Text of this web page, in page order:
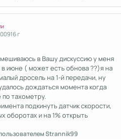
16 г
в Вашу дискуссию у меня
июне ( может есть обнова ??)я на
дросель на 1-й передачи, ну
дождаться момента когда
по тахометру.
подкинуть датчик скорости,
оборотах и на 1% открыть
Strannik99